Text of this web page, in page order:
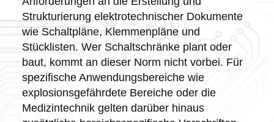
Strukturierung elektrotechnischer Dokumente
wie Schaltpläne, Klemmenpläne und
Stücklisten. Wer Schaltschränke plant oder
baut, kommt an dieser Norm nicht vorbei. Für
spezifische Anwendungsbereiche wie
explosionsgefährdete Bereiche oder die
Medizintechnik gelten darüber hinaus